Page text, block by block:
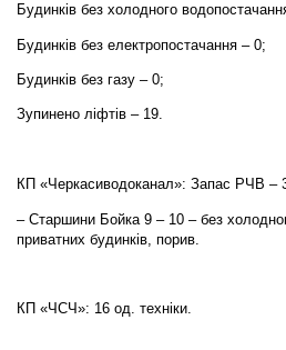
Будинків без холодного
Будинків без електропостачання – 0;
Будинків без газу – 0;
Зупинено ліфтів – 19.
КП «Черкасиводоканал»: Запас РЧВ –
– Старшини Бойка 9 – 10 – без
приватних будинків, порив.
КП «ЧСЧ»: 16 од. техніки.